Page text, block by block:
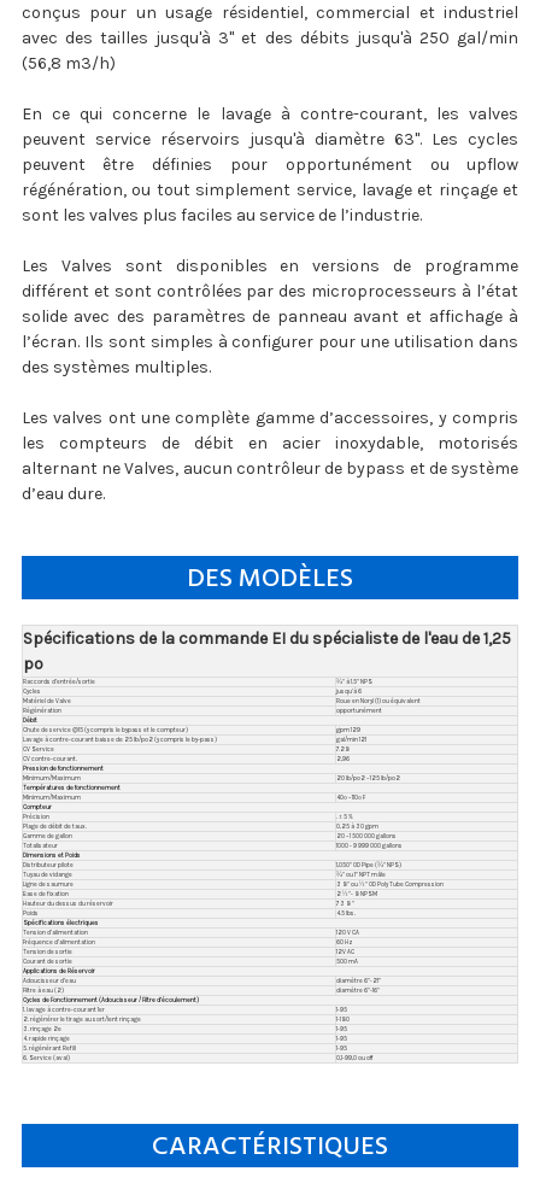
conçus pour un usage résidentiel, commercial et industriel
avec des tailles jusqu'à 3" et des débits jusqu'à 250 gal/min
(56,8 m3/h)
En ce qui concerne le lavage à contre-courant, les valves
peuvent service réservoirs jusqu'à diamètre 63". Les cycles
peuvent être définies pour opportunément ou upflow
régénération, ou tout simplement service, lavage et rinçage et
sont les valves plus faciles au service de l’industrie.
Les Valves sont disponibles en versions de programme
différent et sont contrôlées par des microprocesseurs à l’état
solide avec des paramètres de panneau avant et affichage à
l’écran. Ils sont simples à configurer pour une utilisation dans
des systèmes multiples.
Les valves ont une complète gamme d’accessoires, y compris
les compteurs de débit en acier inoxydable, motorisés
alternant ne Valves, aucun contrôleur de bypass et de système
d’eau dure.
DES MODÈLES
Spécifications de la commande EI du spécialiste de l'eau de 1,25
po
Raccords d’entrée/sortie
¾" à 1.5" NPS
Cycles
jusqu'à 6
Matériel de Valve
Roue en Noryl (1) ou équivalent
Régénération
opportunément
Débit
Chute de service @15 (y compris le bypass et le compteur)
gpm 129
Lavage à contre-courant baisse de 25 lb/po2 (y compris le by-pass)
gal/min 121
CV Service
7.28
CV contre-courant.
2,96
Pression de fonctionnement
Minimum/Maximum
20 lb/po2 – 125 lb/po2
Températures de fonctionnement
Minimum/Maximum
40º – 110º F
Compteur
Précision
. ± 5 %
Plage de débit de taux.
0,25 à 30 gpm
Gamme de gallon
20 – 1 500 000 gallons
Totalisateur
1000 - 9 999 000 gallons
Dimensions et Poids
Distributeur pilote
1,050" OD Pipe (¾" NPS)
Tuyau de vidange
¾" ou 1" NPT mâle
Ligne de saumure
3 8" ou ½" OD Poly Tube Compression
Base de fixation
2 ½"- 8 NPSM
Hauteur du dessus du réservoir
7 3 8 "
Poids
4.5 lbs.
Spécifications électriques
Tension d’alimentation
120 V CA
Fréquence d’alimentation
60 Hz
Tension de sortie
12V AC
Courant de sortie
500 mA
Applications de Réservoir
Adoucisseur d’eau
diamètre 6"-21"
Filtre à eau (2)
diamètre 6"-16"
Cycles de Fonctionnement (Adoucisseur / Filtre d’écoulement)
1. lavage à contre-courant 1er
1-95
2. régénérer le tirage au sort/lent rinçage
1-180
3. rinçage 2e
1-95
4. rapide rinçage
1-95
5. régénérant Refill
1-95
6. Service (aval)
0,1-99,0 ou off
CARACTÉRISTIQUES